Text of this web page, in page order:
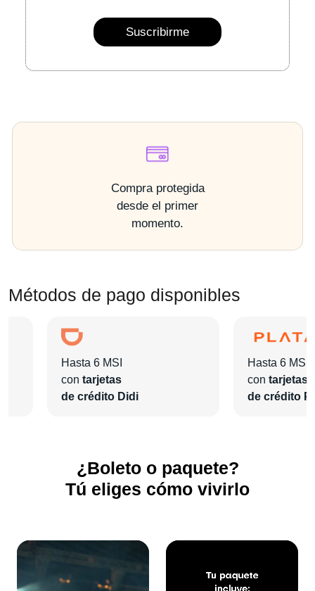
Suscribirme
Compra protegida
desde el primer
momento.
Métodos de pago disponibles
Hasta 6 MSI
con tarjetas
de crédito Didi
Hasta 6 MSI
con tarjetas
de crédito
¿Boleto o paquete?
Tú eliges cómo vivirlo